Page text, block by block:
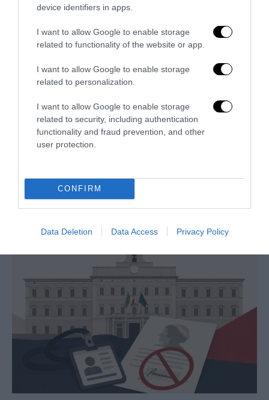
device identifiers in apps.
I want to allow Google to enable storage
related to functionality of the website or app.
I want to allow Google to enable storage
related to personalization.
I want to allow Google to enable storage
related to security, including authentication
functionality and fraud prevention, and other
user protection.
CONFIRM
Data Deletion Data Access Privacy Policy
Remigrazione, il Copasir riconosce all’antifascismo il
veto del disordine